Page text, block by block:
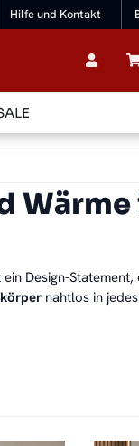
Hilfe und Kontakt
Wärme
ein Design-
nahtlos in